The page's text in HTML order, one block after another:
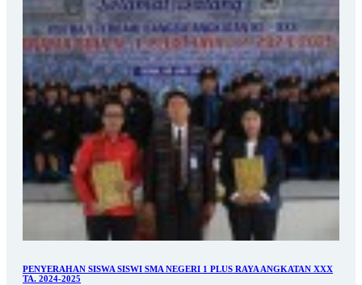
PENYERAHAN SISWA SISWI SMA NEGERI 1 PLUS RAYA ANGKATAN XXX
TA. 2024-2025